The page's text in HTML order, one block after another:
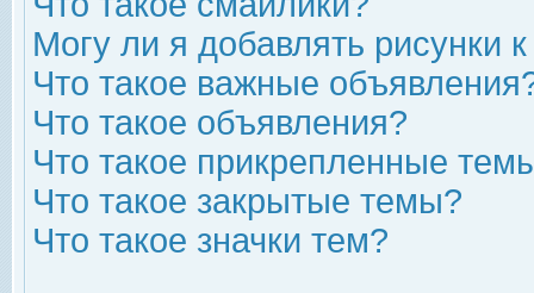
Могу ли я добавлять рисунки
Что такое важные
Что такое объявления?
Что такое прикрепленные
Что такое закрытые темы?
Что такое значки тем?